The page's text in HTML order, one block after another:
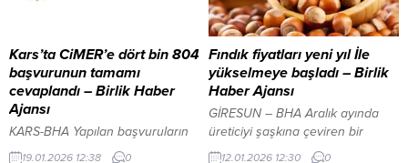
azimleriyle üstünlük sağlayan
Karslı karateciler, farklı yaş ve...
kulübün, son görüşmelerin
tamamlanmasının ve sağlık
kontrollerinin ardından Kristjan
Asllani ile sezon sonuna kadar
kiralık sözleşme imzalaması
bekleniyor. YAZI ARASI REKLAM...
Kars’ta CiMER’e dört bin 804
başvurunun tamamı
cevaplandı – Birlik Haber
Ajansı
KARS-BHA Yapılan başvuruların
kategorilere göre dağılımı şöyle
19.01.2026 12:38 0
Fındık fiyatları yeni yıl İle
yükselmeye başladı – Birlik
Haber Ajansı
GİRESUN – BHA Aralık ayında
üreticiyi şaşkına çeviren bir
fiyatla 240 liraya kadar düşen
12.01.2026 12:30 0